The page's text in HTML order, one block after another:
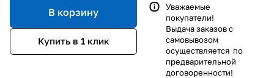
В корзину
Купить в 1 клик
Уважаемые
покупатели!
Выдача заказов с
самовывозом
осуществляется по
предварительной
договоренности!